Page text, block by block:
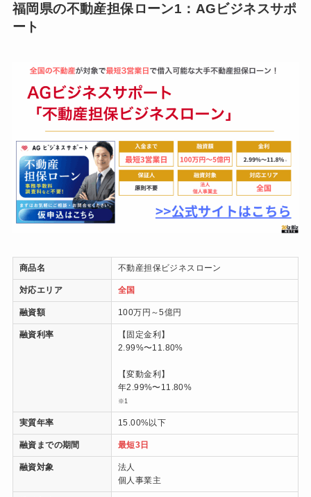
福岡県の不動産担保ローン1：AGビジネスサポ
ート
商品名 不動産担保ビジネスローン
対応エリア 全国
融資額 100万円～5億円
融資利率
【固定金利】
2.99%〜11.80%
【変動金利】
年2.99%〜11.80%
※1
実質年率 15.00%以下
融資までの期間 最短3日
融資対象
法人
個人事業主